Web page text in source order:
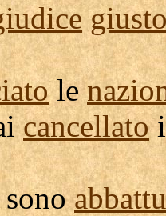
le
cancellato
sono